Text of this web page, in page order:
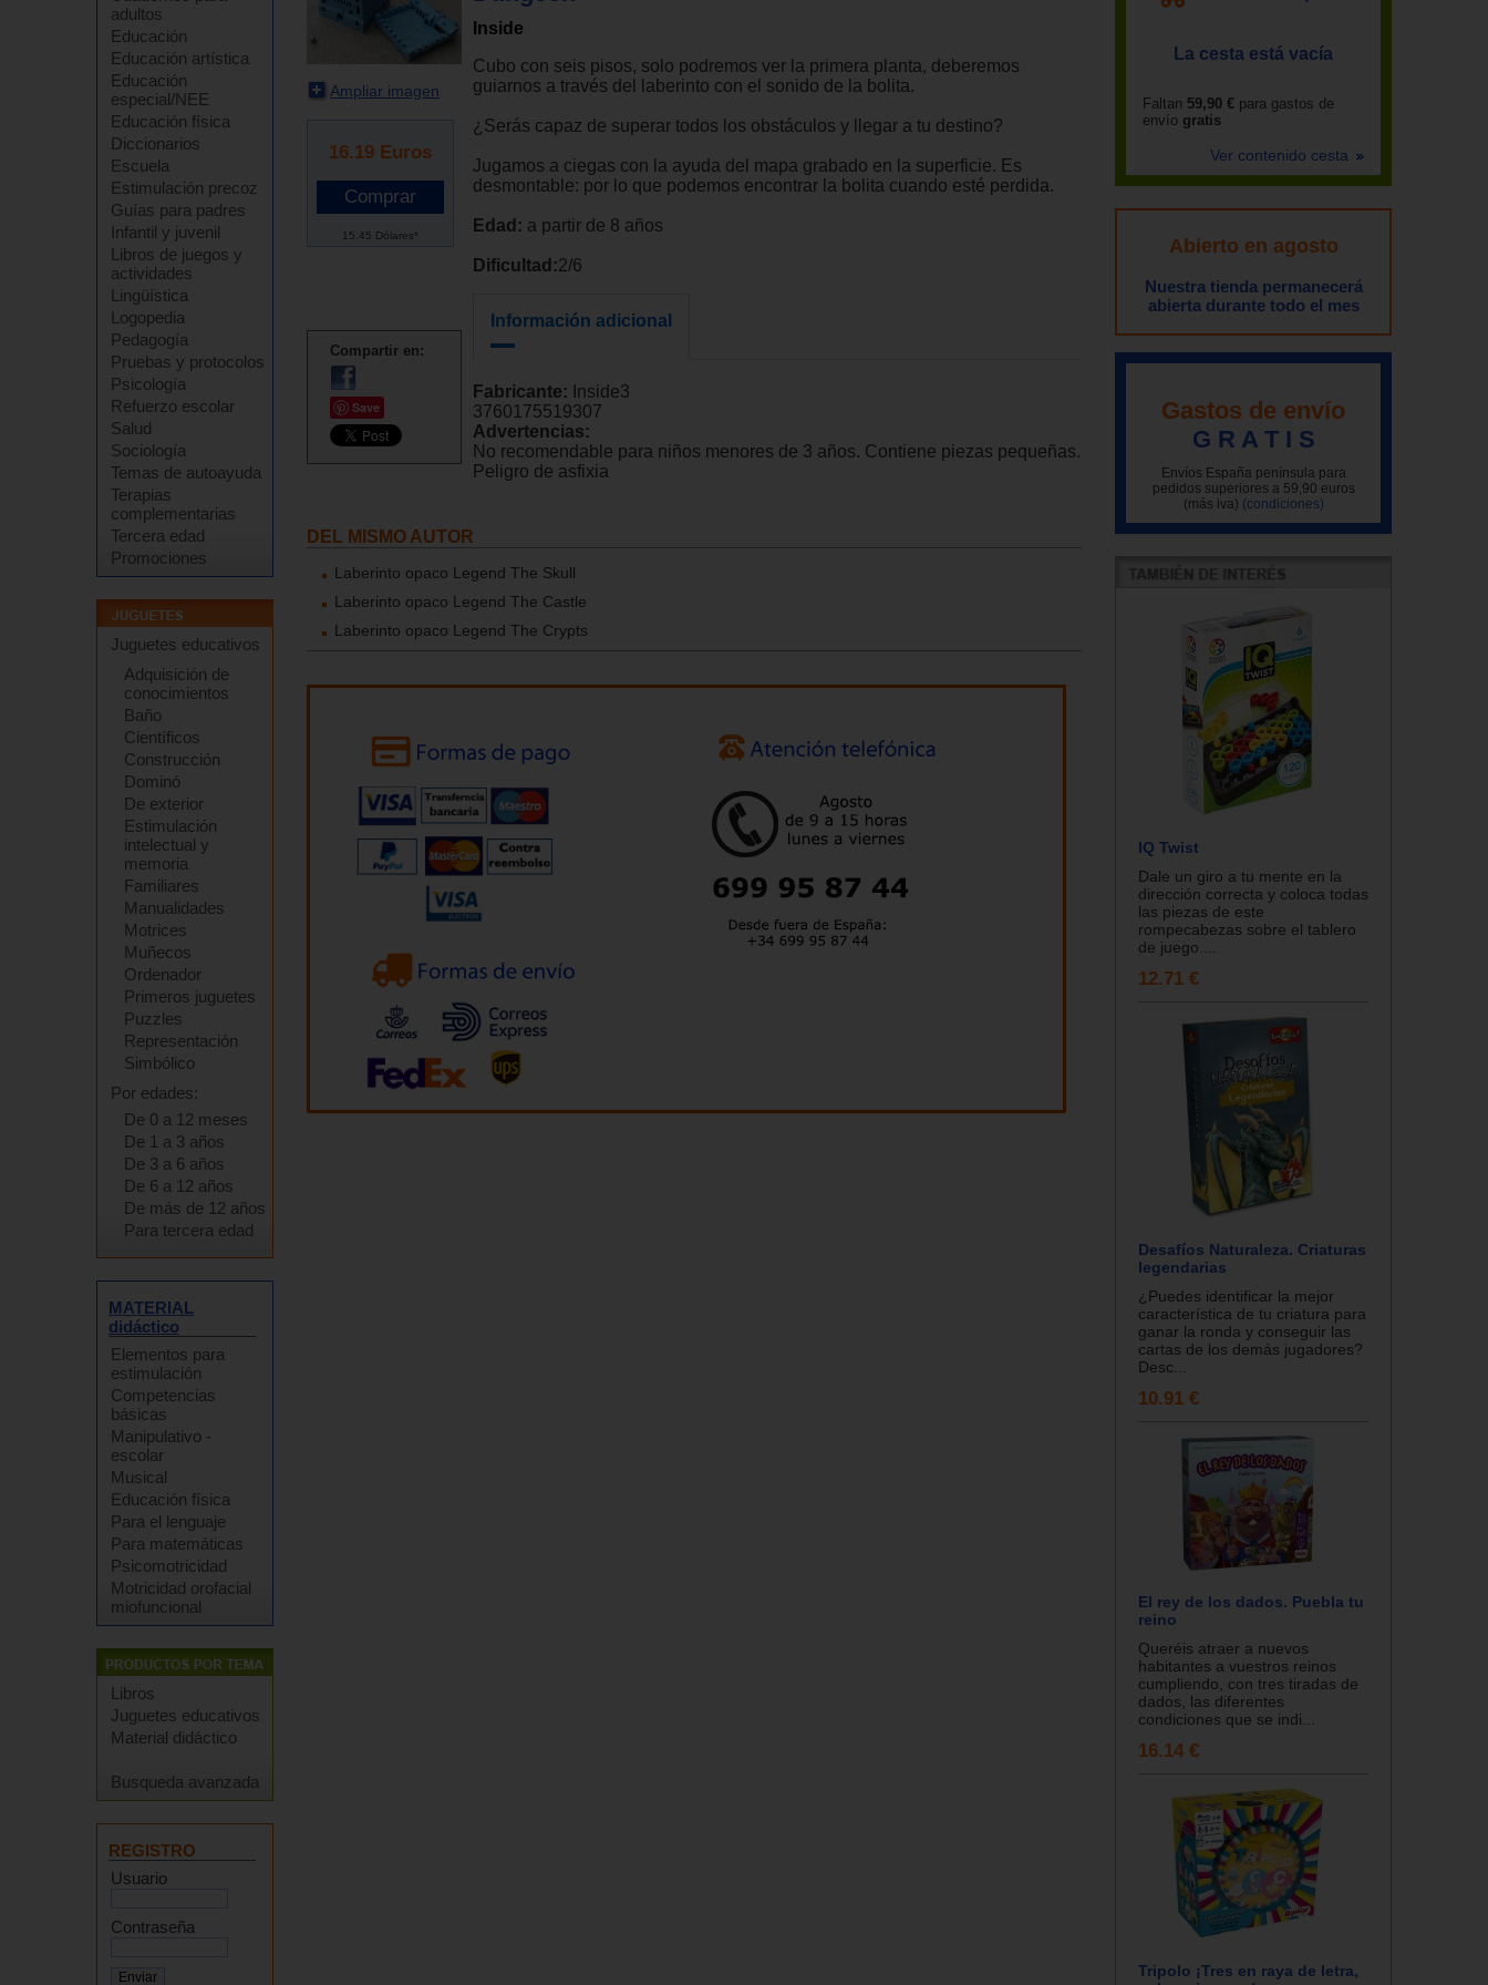
adultos
Educación
Educación artística
Educación
especial/NEE
Educación física
Diccionarios
Escuela
Estimulación precoz
Guías para padres
Infantil y juvenil
Libros de juegos y
actividades
Lingüística
Logopedia
Pedagogía
Pruebas y protocolos
Psicología
Refuerzo escolar
Salud
Sociología
Temas de autoayuda
Terapias
complementarias
Tercera edad
Promociones
Juguetes educativos
Adquisición de
conocimientos
Baño
Científicos
Construcción
Dominó
De exterior
Estimulación
intelectual y
memoria
Familiares
Manualidades
Motrices
Muñecos
Ordenador
Primeros juguetes
Puzzles
Representación
Simbólico
Por edades:
De 0 a 12 meses
De 1 a 3 años
De 3 a 6 años
De 6 a 12 años
De más de 12 años
Para tercera edad
MATERIAL
didáctico
Elementos para
estimulación
Competencias
básicas
Manipulativo -
escolar
Musical
Educación física
Para el lenguaje
Para matemáticas
Psicomotricidad
Motricidad orofacial
miofuncional
Libros
Juguetes educativos
Material didáctico
Busqueda avanzada
REGISTRO
Usuario
Contraseña
Ampliar imagen
16.19 Euros
15.45 Dólares*
Compartir en:
Save
Inside
Cubo con seis pisos, solo podremos ver la primera planta, deberemos
guiarnos a través del laberinto con el sonido de la bolita.
¿Serás capaz de superar todos los obstáculos y llegar a tu destino?
Jugamos a ciegas con la ayuda del mapa grabado en la superficie. Es
desmontable: por lo que podemos encontrar la bolita cuando esté perdida.
Edad: a partir de 8 años
Dificultad:2/6
Información adicional
Fabricante: Inside3
3760175519307
Advertencias:
No recomendable para niños menores de 3 años. Contiene piezas pequeñas.
Peligro de asfixia
DEL MISMO AUTOR
Laberinto opaco Legend The Skull
Laberinto opaco Legend The Castle
Laberinto opaco Legend The Crypts
La cesta está vacía
Faltan 59,90 € para gastos de
envío gratis
Ver contenido cesta
Abierto en agosto
Nuestra tienda permanecerá
abierta durante todo el mes
Gastos de envío
G R A T I S
Envíos España península para
pedidos superiores a 59,90 euros
(más iva) (condiciones)
IQ Twist
Dale un giro a tu mente en la
dirección correcta y coloca todas
las piezas de este
rompecabezas sobre el tablero
de juego....
12.71 €
Desafíos Naturaleza. Criaturas
legendarias
¿Puedes identificar la mejor
característica de tu criatura para
ganar la ronda y conseguir las
cartas de los demás jugadores?
Desc...
10.91 €
El rey de los dados. Puebla tu
reino
Queréis atraer a nuevos
habitantes a vuestros reinos
cumpliendo, con tres tiradas de
dados, las diferentes
condiciones que se indi...
16.14 €
Tripolo ¡Tres en raya de letra,